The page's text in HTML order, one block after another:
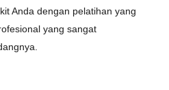
Anda dengan pelatihan yang
yang sangat